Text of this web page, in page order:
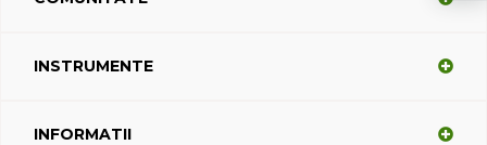
INSTRUMENTE
INFORMATII